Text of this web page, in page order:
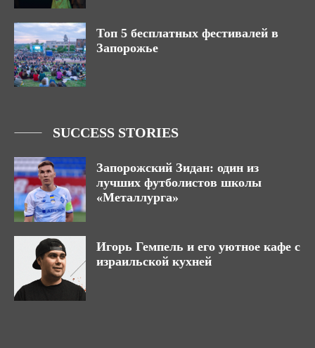
Топ 5 бесплатных фестивалей в
Запорожье
SUCCESS STORIES
Запорожский Зидан: один из
лучших футболистов школы
«Металлурга»
Игорь Гемпель и его уютное кафе с
израильской кухней